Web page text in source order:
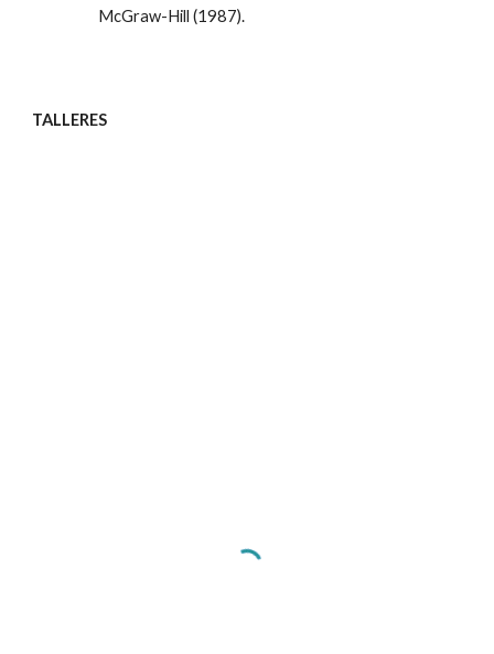
McGraw-Hill (1987).
TALLERES